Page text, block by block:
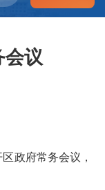
会议
政府常务会议，